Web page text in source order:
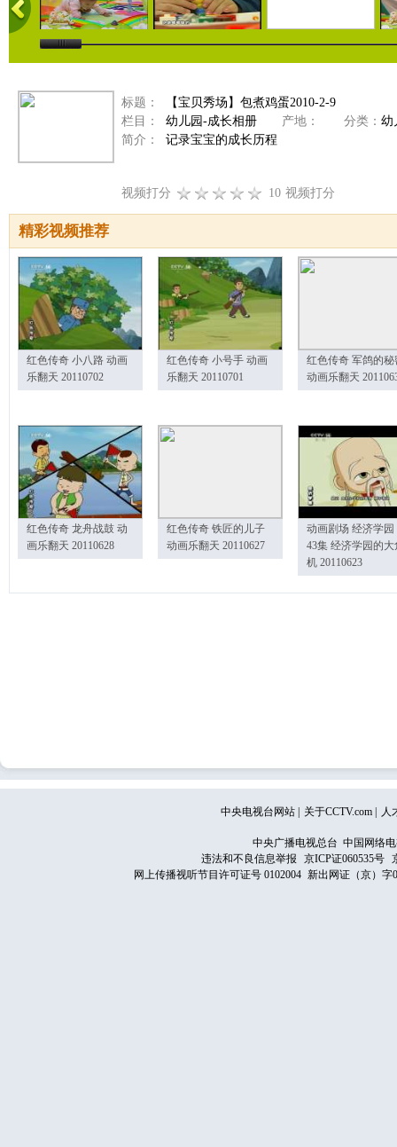
标题：
【宝贝秀场】包煮鸡蛋2010-2-9
栏目：
幼儿园-成长相册 产地： 分类： 幼
简介：
记录宝宝的成长历程
视频打分 10 视频打分
精彩视频推荐
红色传奇 小八路 动画
乐翻天 20110702
红色传奇 小号手 动画
乐翻天 20110701
红色传奇 军鸽的秘
动画乐翻天
红色传奇 龙舟战鼓 动
画乐翻天 20110628
红色传奇 铁匠的儿子
动画乐翻天 20110627
动画剧场 经济学园
43集 经济学园的大
机 20110623
中央电视台网站 关于CCTV.com 人
中央广播电视总台 中国网络
违法和不良信息举报
京ICP证060535号
网上传播视听节目许可证号 0102004 新出网证（京）